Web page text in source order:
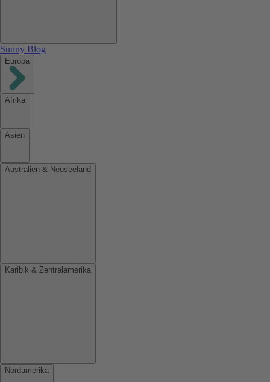
Sunny Blog
Europa
Afrika
Asien
Australien & Neuseeland
Karibik & Zentralamerika
Nordamerika